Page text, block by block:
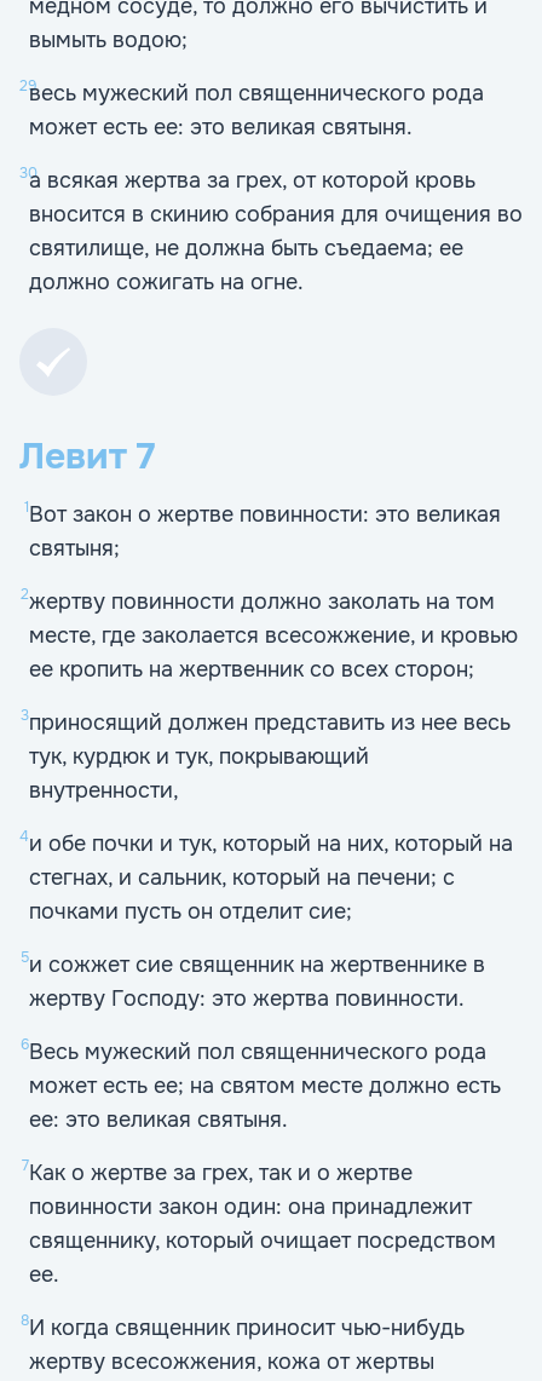
медном сосуде, то должно его вычистить и
вымыть водою;
29весь мужеский пол священнического рода
может есть ее: это великая святыня.
30а всякая жертва за грех, от которой кровь
вносится в скинию собрания для очищения во
святилище, не должна быть съедаема; ее
должно сожигать на огне.
Левит 7
1Вот закон о жертве повинности: это великая
святыня;
2жертву повинности должно заколать на том
месте, где заколается всесожжение, и кровью
ее кропить на жертвенник со всех сторон;
3приносящий должен представить из нее весь
тук, курдюк и тук, покрывающий
внутренности,
4и обе почки и тук, который на них, который на
стегнах, и сальник, который на печени; с
почками пусть он отделит сие;
5и сожжет сие священник на жертвеннике в
жертву Господу: это жертва повинности.
6Весь мужеский пол священнического рода
может есть ее; на святом месте должно есть
ее: это великая святыня.
7Как о жертве за грех, так и о жертве
повинности закон один: она принадлежит
священнику, который очищает посредством
ее.
8И когда священник приносит чью-нибудь
жертву всесожжения, кожа от жертвы